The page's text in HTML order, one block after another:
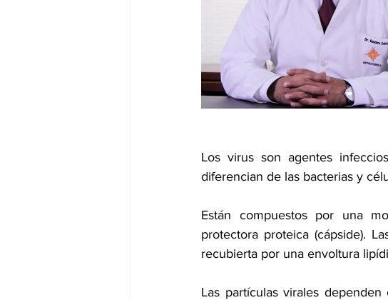
dia mundial de la hipertension
Los virus son agentes
diferencian de las bacterias y
Están compuestos por una
protectora proteica (cápside).
recubierta por una envoltura
Las partículas virales